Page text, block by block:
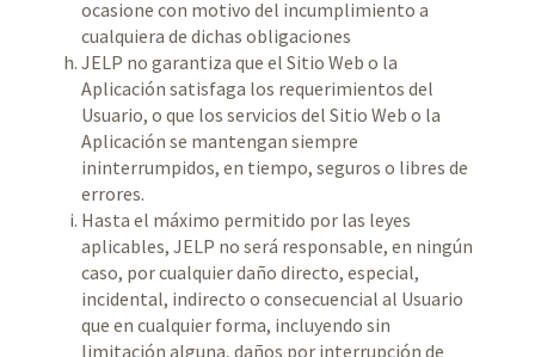
ocasione con motivo del incumplimiento a
cualquiera de dichas obligaciones
JELP no garantiza que el Sitio Web o la
Aplicación satisfaga los requerimientos del
Usuario, o que los servicios del Sitio Web o la
Aplicación se mantengan siempre
ininterrumpidos, en tiempo, seguros o libres de
errores.
Hasta el máximo permitido por las leyes
aplicables, JELP no será responsable, en ningún
caso, por cualquier daño directo, especial,
incidental, indirecto o consecuencial al Usuario
que en cualquier forma, incluyendo sin
limitación alguna, daños por interrupción de